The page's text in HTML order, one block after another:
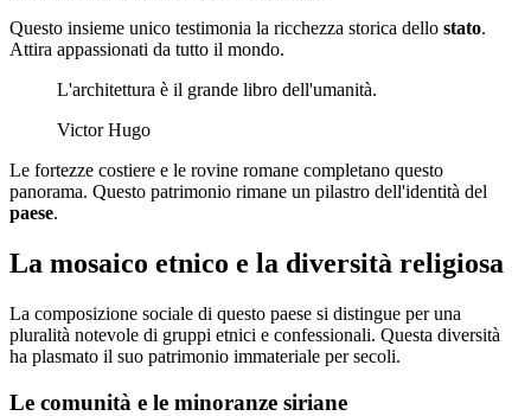
Questo insieme unico testimonia la ricchezza storica dello stato.
Attira appassionati da tutto il mondo.
L'architettura è il grande libro dell'umanità.
Victor Hugo
Le fortezze costiere e le rovine romane completano questo
panorama. Questo patrimonio rimane un pilastro dell'identità del
paese.
La mosaico etnico e la diversità religiosa
La composizione sociale di questo paese si distingue per una
pluralità notevole di gruppi etnici e confessionali. Questa diversità
ha plasmato il suo patrimonio immateriale per secoli.
Le comunità e le minoranze siriane